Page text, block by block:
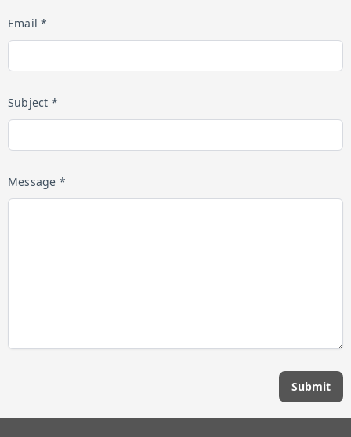
Email *
Subject *
Message *
Submit